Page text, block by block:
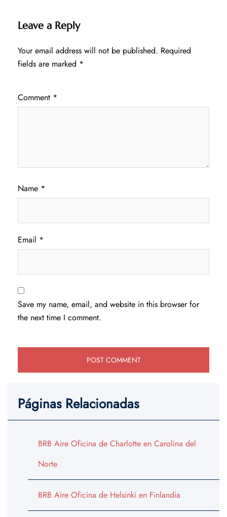
Leave a Reply
Your email address will not be published. Required
fields are marked *
Comment *
Name *
Email *
Save my name, email, and website in this browser for
the next time I comment.
Páginas Relacionadas
BRB Aire Oficina de Charlotte en Carolina del
Norte
BRB Aire Oficina de Helsinki en Finlandia